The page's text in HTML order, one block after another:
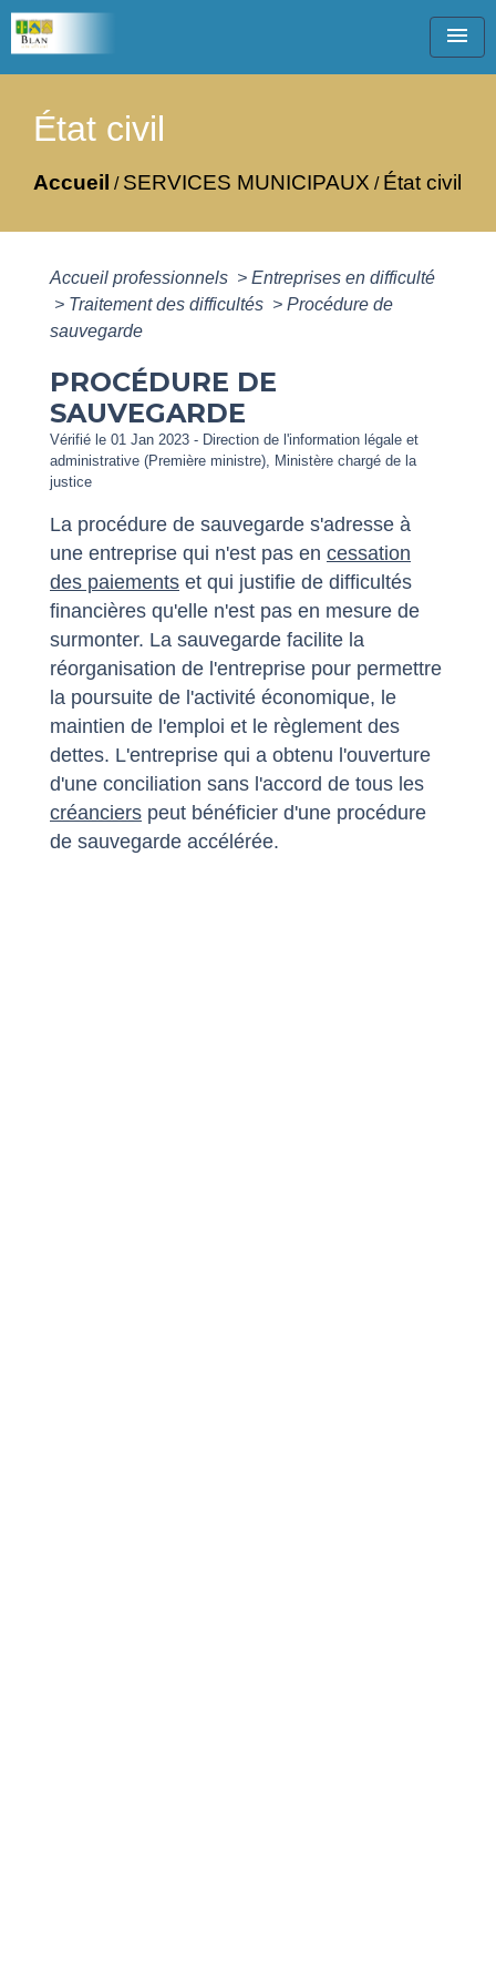
menu
État civil
Accueil / SERVICES MUNICIPAUX / État civil
Accueil professionnels > Entreprises en difficulté
> Traitement des difficultés > Procédure de
sauvegarde
PROCÉDURE DE
SAUVEGARDE
Vérifié le 01 Jan 2023 - Direction de l'information légale et
administrative (Première ministre), Ministère chargé de la
justice
La procédure de sauvegarde s'adresse à
une entreprise qui n'est pas en cessation
des paiements et qui justifie de difficultés
financières qu'elle n'est pas en mesure de
surmonter. La sauvegarde facilite la
réorganisation de l'entreprise pour permettre
la poursuite de l'activité économique, le
maintien de l'emploi et le règlement des
dettes. L'entreprise qui a obtenu l'ouverture
d'une conciliation sans l'accord de tous les
créanciers peut bénéficier d'une procédure
de sauvegarde accélérée.